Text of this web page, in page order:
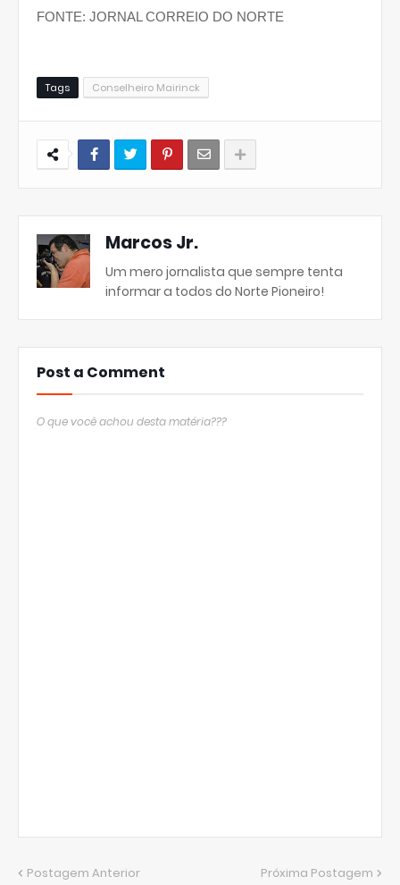
FONTE: JORNAL CORREIO DO NORTE
Tags Conselheiro Mairinck
Marcos Jr.
Um mero jornalista que sempre tenta
informar a todos do Norte Pioneiro!
Post a Comment
O que você achou desta matéria???
Postagem Anterior Próxima Postagem